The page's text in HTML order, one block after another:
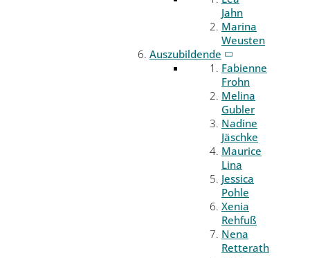
Jahn
Marina
Weusten
Auszubildende
Fabienne
Frohn
Melina
Gubler
Nadine
Jäschke
Maurice
Lina
Jessica
Pohle
Xenia
Rehfuß
Nena
Retterath